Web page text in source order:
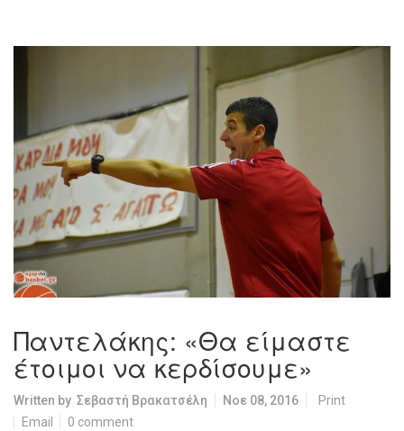
Παντελάκης: «Θα είμαστε
έτοιμοι να κερδίσουμε»
Written by Σεβαστή Βρακατσέλη Νοε 08, 2016
Print
Email
0 comment